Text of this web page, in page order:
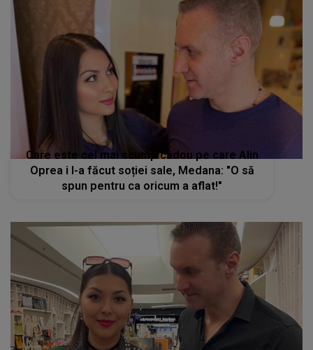
Care este cel mai scump cadou pe care Alin
Oprea i l-a făcut soției sale, Medana: "O să
spun pentru ca oricum a aflat!"